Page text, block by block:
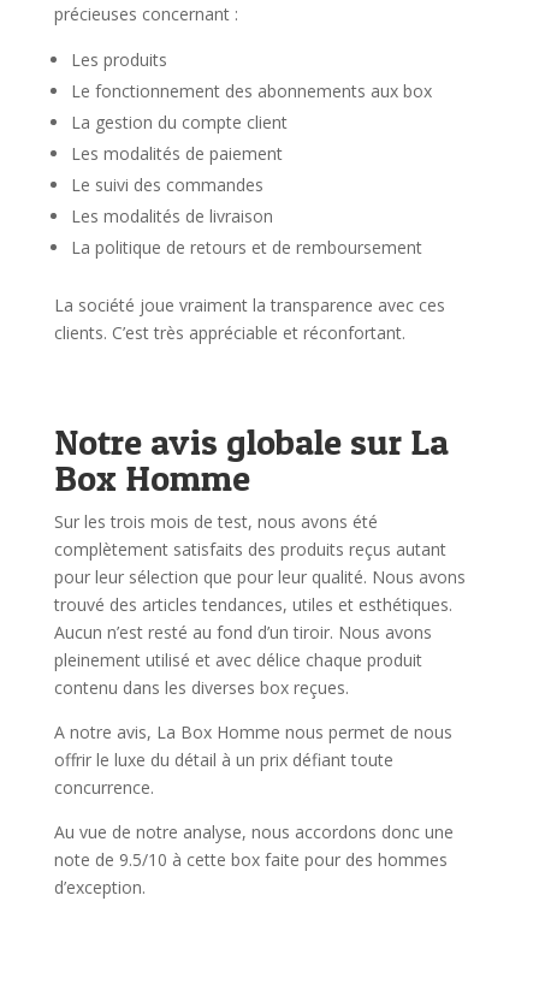
précieuses concernant :
Les produits
Le fonctionnement des abonnements aux box
La gestion du compte client
Les modalités de paiement
Le suivi des commandes
Les modalités de livraison
La politique de retours et de remboursement
La société joue vraiment la transparence avec ces
clients. C’est très appréciable et réconfortant.
Notre avis globale sur La
Box Homme
Sur les trois mois de test, nous avons été
complètement satisfaits des produits reçus autant
pour leur sélection que pour leur qualité. Nous avons
trouvé des articles tendances, utiles et esthétiques.
Aucun n’est resté au fond d’un tiroir. Nous avons
pleinement utilisé et avec délice chaque produit
contenu dans les diverses box reçues.
A notre avis, La Box Homme nous permet de nous
offrir le luxe du détail à un prix défiant toute
concurrence.
Au vue de notre analyse, nous accordons donc une
note de 9.5/10 à cette box faite pour des hommes
d’exception.